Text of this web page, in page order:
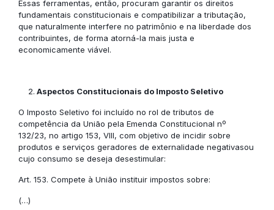
Essas ferramentas, então, procuram garantir os direitos
fundamentais constitucionais e compatibilizar a tributação,
que naturalmente interfere no patrimônio e na liberdade dos
contribuintes, de forma atorná-la mais justa e
economicamente viável.
Aspectos Constitucionais do Imposto Seletivo
O Imposto Seletivo foi incluído no rol de tributos de
competência da União pela Emenda Constitucional nº
132/23, no artigo 153, VIII, com objetivo de incidir sobre
produtos e serviços geradores de externalidade negativasou
cujo consumo se deseja desestimular:
Art. 153. Compete à União instituir impostos sobre:
(…)